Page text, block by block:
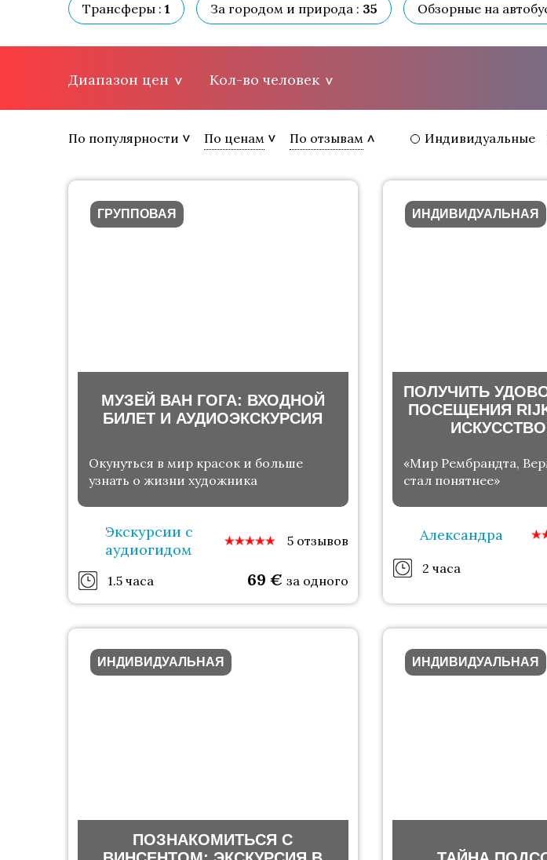
Трансферы : 1 За городом и природа : 35 Обзорные на
Диапазон цен Кол-во человек
По популярности По ценам По отзывам Индивидуальные
ГРУППОВАЯ
МУЗЕЙ ВАН ГОГА: ВХОДНОЙ
БИЛЕТ И АУДИОЭКСКУРСИЯ
Окунуться в мир красок и больше
узнать о жизни художника
Экскурсии с
аудиогидом
5 отзывов
1.5 часа 69 € за одного
ИНДИВИДУАЛЬНАЯ
ПОЛУЧИТЬ
ПОСЕЩЕНИЯ
«Мир Рембрандта,
стал понятнее»
Александра
2 часа
ИНДИВИДУАЛЬНАЯ
ПОЗНАКОМИТЬСЯ С
ИНДИВИДУАЛЬНАЯ